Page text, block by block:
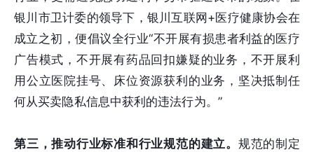
银川市卫计委的领导下，银川互联网+医疗健康协会在
成立之初，便倡议全行业“不开展有损患者利益的医疗
广告模式，不开展有药品回扣嫌疑的业务，不开展利
用公立医院挂号、床位资源获利的业务，坚决抵制任
何从买卖隐私信息中获利的违法行为。”
第三，推动行业标准和行业规范的建立。 规范的制定